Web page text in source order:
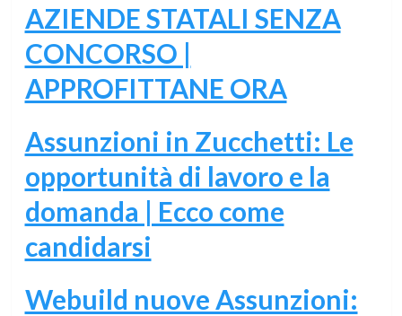
AZIENDE STATALI SENZA
CONCORSO |
APPROFITTANE ORA
Assunzioni in Zucchetti: Le
opportunità di lavoro e la
domanda | Ecco come
candidarsi
Webuild nuove Assunzioni: